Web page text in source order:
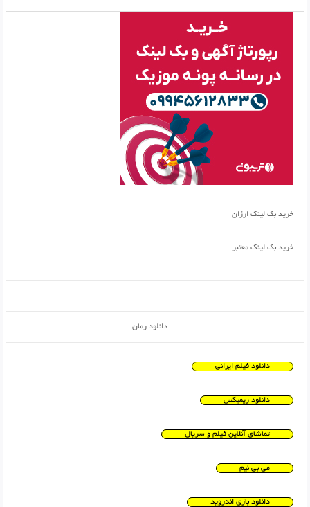
خرید بک لینک ارزان
خرید بک لینک معتبر
دانلود رمان
دانلود فیلم ایرانی
دانلود ریمیکس
تماشای آنلاین فیلم و سریال
می بی نیم
دانلود بازی اندروید